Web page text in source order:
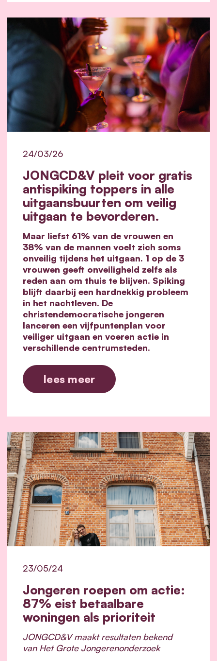
JONGCD&V pleit voor gratis
antispiking toppers in alle
uitgaansbuurten om veilig
uitgaan te bevorderen.
24/03/26
Maar liefst 61% van de vrouwen en
38% van de mannen voelt zich soms
onveilig tijdens het uitgaan. 1 op de 3
vrouwen geeft onveiligheid zelfs als
reden aan om thuis te blijven. Spiking
blijft daarbij een hardnekkig probleem
in het nachtleven. De
christendemocratische jongeren
lanceren een vijfpuntenplan voor
veiliger uitgaan en voeren actie in
verschillende centrumsteden.
lees meer
Jongeren roepen om actie:
87% eist betaalbare
woningen als prioriteit
23/05/24
JONGCD&V maakt resultaten bekend
van Het Grote Jongerenonderzoek